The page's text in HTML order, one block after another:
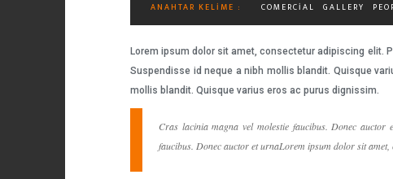
ANAHTAR KELIME : COMERCIAL GALLERY
Lorem ipsum dolor sit amet, consectetur adipiscing elit.
Suspendisse id neque a nibh mollis blandit. Quisque
mollis blandit. Quisque varius eros ac purus dignissim.
Cras lacinia magna vel molestie faucibus. Donec
faucibus. Donec auctor et urnaLorem ipsum dolor sit